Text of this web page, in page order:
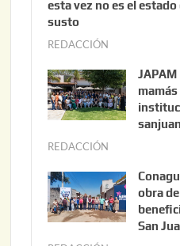
esta vez no es el
susto
REDACCIÓN
o
s
t
,
2
0
JAPAM
REDACCIÓN
n
i
o
obra
San